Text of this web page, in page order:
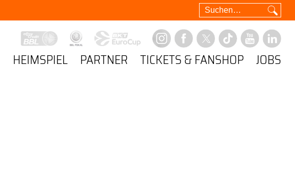
HEIMSPIEL PARTNER TICKETS & FANSHOP JOBS